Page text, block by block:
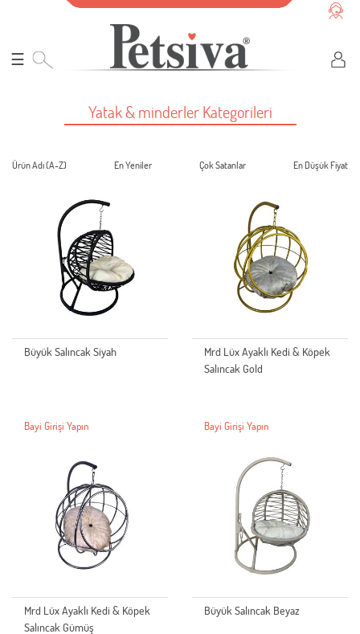
☰
Yatak & minderler Kategorileri
Ürün Adı (A-Z) En Yeniler Çok Satanlar En Düşük Fiyat
Büyük Salıncak Siyah
Bayi Girişi Yapın
Mrd Lüx Ayaklı Kedi & Köpek
Salıncak Gold
Bayi Girişi Yapın
Mrd Lüx Ayaklı Kedi & Köpek
Salıncak Gümüş
Büyük Salıncak Beyaz